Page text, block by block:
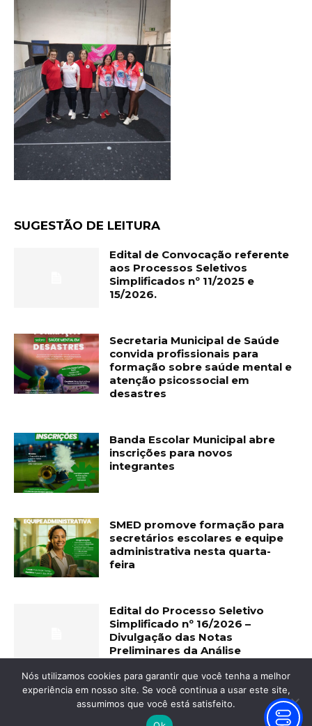
SUGESTÃO DE LEITURA
Edital de Convocação referente
aos Processos Seletivos
Simplificados nº 11/2025 e
15/2026.
Secretaria Municipal de Saúde
convida profissionais para
formação sobre saúde mental e
atenção psicossocial em
desastres
Banda Escolar Municipal abre
inscrições para novos
integrantes
SMED promove formação para
secretários escolares e equipe
administrativa nesta quarta-
feira
Edital do Processo Seletivo
Simplificado nº 16/2026 –
Divulgação das Notas
Preliminares da Análise
data para interposição de...
Nós utilizamos cookies para garantir que você tenha a melhor
experiência em nosso site. Se você continua a usar este site,
assumimos que você está satisfeito.